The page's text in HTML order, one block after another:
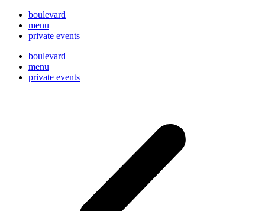
boulevard
menu
private events
boulevard
menu
private events